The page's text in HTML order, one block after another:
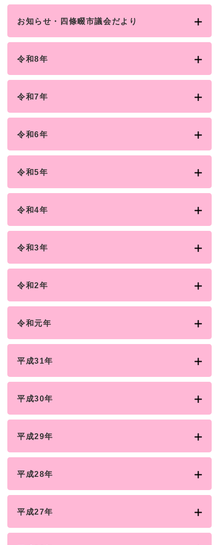
お知らせ・四條畷市議会だより
令和8年
令和7年
令和6年
令和5年
令和4年
令和3年
令和2年
令和元年
平成31年
平成30年
平成29年
平成28年
平成27年